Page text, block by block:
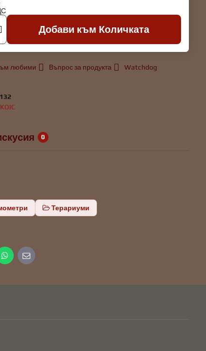
Добави към Количката
любими Въпрос за продукта
Watchdog
KOIC
0
Терариуми
WhatsApp
E-
mail